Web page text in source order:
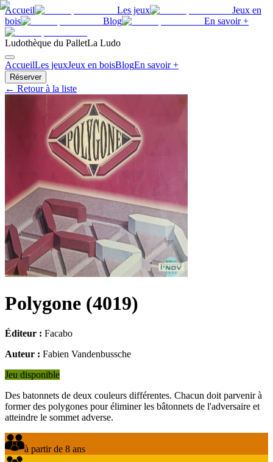
Accueil Les jeux
Jeux en
bois
Blog En savoir +
Ludothèque du PalletLa Ludo
AccueilLes jeuxJeux en boisBlogEn savoir +
Réserver
← Retour à la liste
Polygone (4019)
Éditeur : Facabo
Auteur : Fabien Vandenbussche
Jeu disponible
Des batonnets de deux couleurs différentes. Chacun doit parvenir à
former des polygones pour éliminer les bâtonnets de l'adversaire et
atteindre le sommet adverse.
à partir de 8 ans